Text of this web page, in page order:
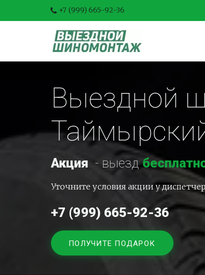
+7 (999) 665-92-36
Выездной
Акция - выезд
Уточните условия акции у
+7 (999) 665-92-36
ПОЛУЧИТЕ ПОДАРОК